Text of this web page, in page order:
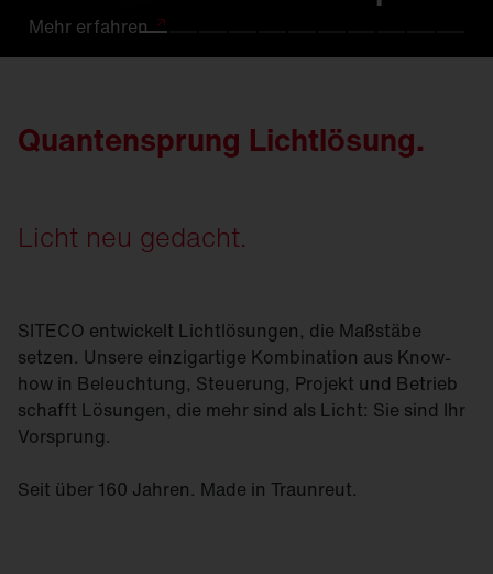
Mehr erfahren
Mehr erfahren.
Mehr erfahren
Mehr erfahren
Mehr erfahren
Mehr erfahren
Mehr erfahren
Mehr erfahren
Mehr erfahren.
Mehr erfahren
Mehr erfahren
Quantensprung Lichtlösung.
Licht neu gedacht.
SITECO entwickelt Lichtlösungen, die Maßstäbe
setzen. Unsere einzigartige Kombination aus Know-
how in Beleuchtung, Steuerung, Projekt und Betrieb
schafft Lösungen, die mehr sind als Licht: Sie sind Ihr
Vorsprung.
Seit über 160 Jahren. Made in Traunreut.